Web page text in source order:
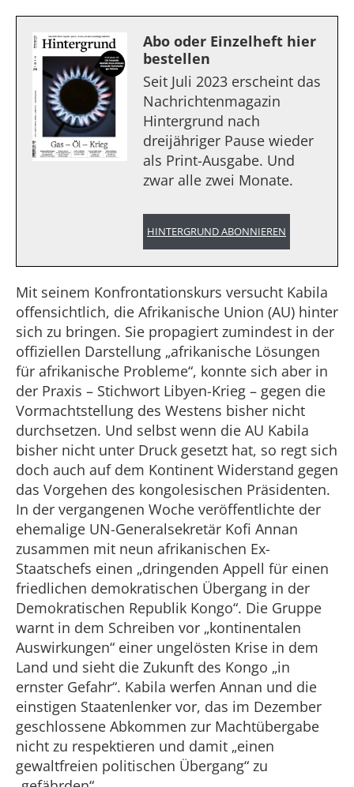
Abo oder Einzelheft hier
bestellen
Seit Juli 2023 erscheint das
Nachrichtenmagazin
Hintergrund nach
dreijähriger Pause wieder
als Print-Ausgabe. Und
zwar alle zwei Monate.
HINTERGRUND ABONNIEREN
Mit seinem Konfrontationskurs versucht Kabila
offensichtlich, die Afrikanische Union (AU) hinter
sich zu bringen. Sie propagiert zumindest in der
offiziellen Darstellung „afrikanische Lösungen
für afrikanische Probleme“, konnte sich aber in
der Praxis – Stichwort Libyen-Krieg – gegen die
Vormachtstellung des Westens bisher nicht
durchsetzen. Und selbst wenn die AU Kabila
bisher nicht unter Druck gesetzt hat, so regt sich
doch auch auf dem Kontinent Widerstand gegen
das Vorgehen des kongolesischen Präsidenten.
In der vergangenen Woche veröffentlichte der
ehemalige UN-Generalsekretär Kofi Annan
zusammen mit neun afrikanischen Ex-
Staatschefs einen „dringenden Appell für einen
friedlichen demokratischen Übergang in der
Demokratischen Republik Kongo“. Die Gruppe
warnt in dem Schreiben vor „kontinentalen
Auswirkungen“ einer ungelösten Krise in dem
Land und sieht die Zukunft des Kongo „in
ernster Gefahr“. Kabila werfen Annan und die
einstigen Staatenlenker vor, das im Dezember
geschlossene Abkommen zur Machtübergabe
nicht zu respektieren und damit „einen
gewaltfreien politischen Übergang“ zu